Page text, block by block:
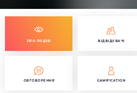
ПРО ПОДІЮ ВІДВІДУВАЧІ
ОБГОВОРЕННЯ GAMIFICATION